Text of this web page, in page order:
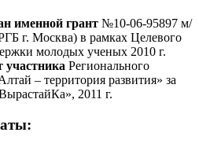
именной грант №10-06-95897 м/
г. Москва) в рамках Целевого
молодых ученых 2010 г.
участника Регионального
– территория развития» за
2011 г.